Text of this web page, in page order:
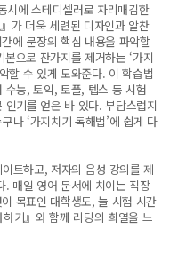
시에 스테디셀러로 자리매김한
가 더욱 세련된 디자인과 알찬
에 문장의 핵심 내용을 파악할
으로 잔가지를 제거하는 ‘가지
할 수 있게 도와준다. 이 학습법
수능, 토익, 토플, 텝스 등 시험
기를 얻은 바 있다. 부담스럽지
나 ‘가지치기 독해법’에 쉽게 다
트하고, 저자의 음성 강의를 제
. 매일 영어 문서에 치이는 직장
목표인 대학생도, 늘 시험 시간
기』와 함께 리딩의 희열을 느